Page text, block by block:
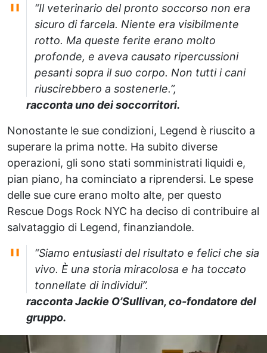
“Il veterinario del pronto soccorso non era
sicuro di farcela. Niente era visibilmente
rotto. Ma queste ferite erano molto
profonde, e aveva causato ripercussioni
pesanti sopra il suo corpo. Non tutti i cani
riuscirebbero a sostenerle.”,
racconta uno dei soccorritori.
Nonostante le sue condizioni, Legend è riuscito a
superare la prima notte. Ha subito diverse
operazioni, gli sono stati somministrati liquidi e,
pian piano, ha cominciato a riprendersi. Le spese
delle sue cure erano molto alte, per questo
Rescue Dogs Rock NYC ha deciso di contribuire al
salvataggio di Legend, finanziandole.
“Siamo entusiasti del risultato e felici che sia
vivo. È una storia miracolosa e ha toccato
tonnellate di individui”.
racconta Jackie O’Sullivan, co-fondatore del
gruppo.